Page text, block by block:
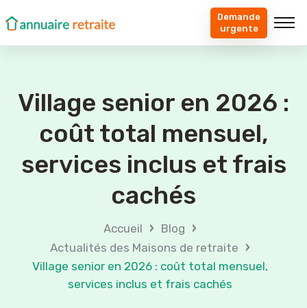
Demande
urgente
Village senior en 2026 :
coût total mensuel,
services inclus et frais
cachés
Accueil › Blog ›
Actualités des Maisons de retraite ›
Village senior en 2026 : coût total mensuel,
services inclus et frais cachés